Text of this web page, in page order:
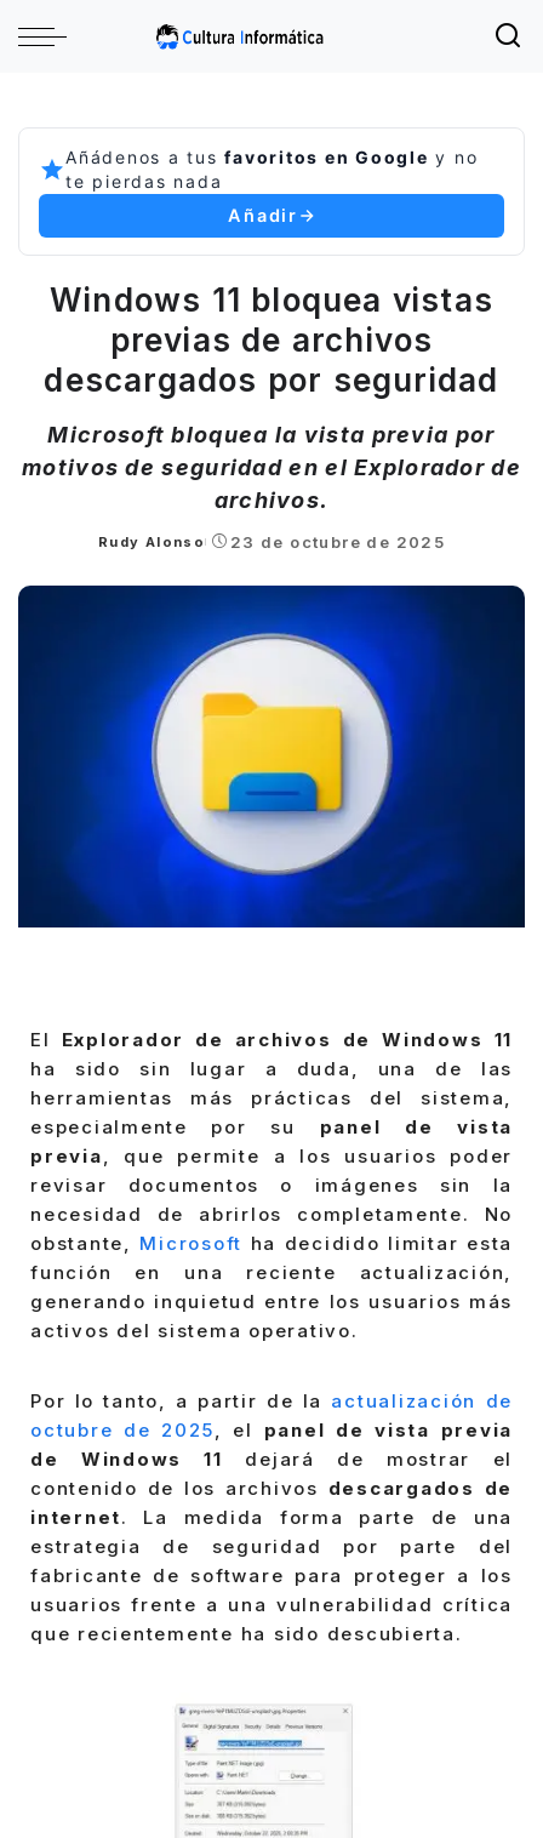
Añádenos a tusfavoritos en Google y no
te pierdas nada
Añadir
Windows 11 bloquea vistas
previas de archivos
descargados por seguridad
Microsoft bloquea la vista previa por
motivos de seguridad en el Explorador de
archivos.
Posted
Rudy Alonso 23 de octubre de 2025
El Explorador de archivos de Windows 11
ha sido sin lugar a duda, una de las
herramientas más prácticas del sistema,
especialmente por su panel de vista
previa, que permite a los usuarios poder
revisar documentos o imágenes sin la
necesidad de abrirlos completamente. No
obstante, Microsoft ha decidido limitar esta
función en una reciente actualización,
generando inquietud entre los usuarios más
activos del sistema operativo.
Por lo tanto, a partir de la actualización de
octubre de 2025, el panel de vista previa
de Windows 11 dejará de mostrar el
contenido de los archivos descargados de
internet. La medida forma parte de una
estrategia de seguridad por parte del
fabricante de software para proteger a los
usuarios frente a una vulnerabilidad crítica
que recientemente ha sido descubierta.